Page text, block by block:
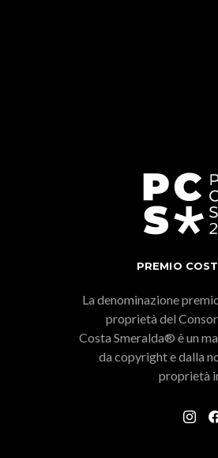
PREMIO
La denominazione
proprietà del
Costa Smeralda® è un
da copyright e dalla
proprietà